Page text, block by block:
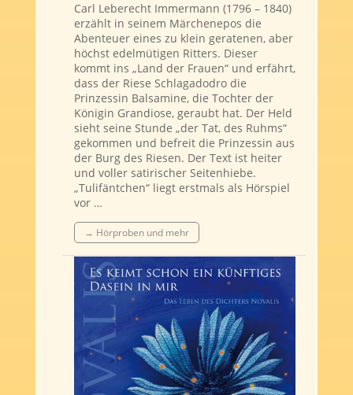
Carl Leberecht Immermann (1796 – 1840)
erzählt in seinem Märchenepos die
Abenteuer eines zu klein geratenen, aber
höchst edelmütigen Ritters. Dieser
kommt ins „Land der Frauen“ und erfährt,
dass der Riese Schlagadodro die
Prinzessin Balsamine, die Tochter der
Königin Grandiose, geraubt hat. Der Held
sieht seine Stunde „der Tat, des Ruhms“
gekommen und befreit die Prinzessin aus
der Burg des Riesen. Der Text ist heiter
und voller satirischer Seitenhiebe.
„Tulifäntchen“ liegt erstmals als Hörspiel
vor …
→ Hörproben und mehr